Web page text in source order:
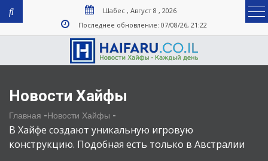
Шабес , Август 8 , 2026
Последнее обновление: 07/08/26, 21:22
Новости Хайфы
Главная -Новости Хайфы -
В Хайфе создают уникальную игровую
конструкцию. Подобная есть только в Австралии